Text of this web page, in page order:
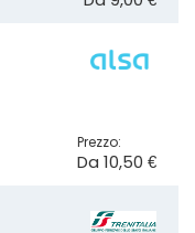
Prezzo:
Da 10,50 €